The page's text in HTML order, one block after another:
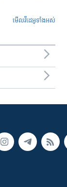
មើល​វីដេអូ​ទាំង​អស់